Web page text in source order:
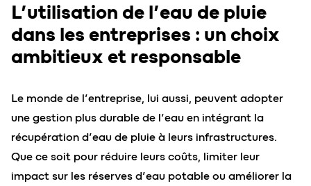
L’utilisation de l’eau de pluie
dans les entreprises : un choix
ambitieux et responsable
Le monde de l’entreprise, lui aussi, peuvent adopter
une gestion plus durable de l’eau en intégrant la
récupération d’eau de pluie à leurs infrastructures.
Que ce soit pour réduire leurs coûts, limiter leur
impact sur les réserves d’eau potable ou améliorer la